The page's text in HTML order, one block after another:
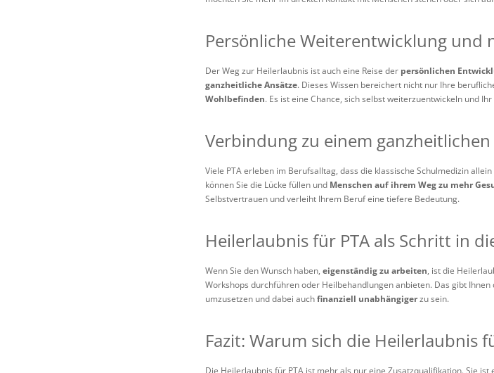
Persönliche Weiterentwicklung und
Der Weg zur Heilerlaubnis ist auch eine Reise der persönlichen
ganzheitliche Ansätze. Dieses Wissen bereichert nicht nur Ihre
Wohlbefinden. Es ist eine Chance, sich selbst weiterzuentwickeln und
Verbindung zu einem
Viele PTA erleben im Berufsalltag, dass die klassische Schulmedizin
können Sie die Lücke füllen und Menschen auf ihrem Weg zu mehr
Selbstvertrauen und verleiht Ihrem Beruf eine tiefere Bedeutung.
Heilerlaubnis für PTA als Schritt in
Wenn Sie den Wunsch haben, eigenständig zu arbeiten, ist die
Workshops durchführen oder Heilbehandlungen anbieten. Das gibt
umzusetzen und dabei auchfinanziell unabhängigerzu sein.
Fazit: Warum sich die Heilerlaubnis
Die Heilerlaubnis für PTA ist mehr als nur eine Zusatzqualifikation. Sie